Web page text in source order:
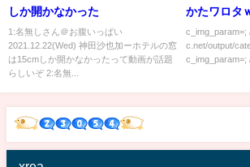
しか開かなかった
1:名無しさん＠お腹いっぱい
2021.12.22(Wed) 神田沙也加ーホテルの窓
は15cmしか開かなかったって動画が話題
らしいぞ 2:名無...
かたワロタ
c_img_param=;
c.net/output/
c_img_param=;